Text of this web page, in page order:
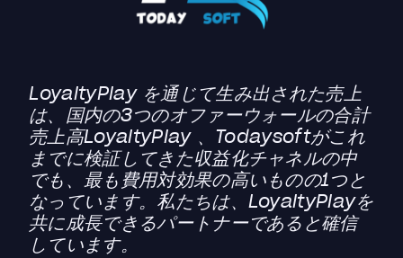
LoyaltyPlay を通じて生み出された売上
は、国内の3つのオファーウォールの合計
売上高LoyaltyPlay 、Todaysoftがこれ
までに検証してきた収益化チャネルの中
でも、最も費用対効果の高いものの1つと
なっています。私たちは、LoyaltyPlayを
共に成長できるパートナーであると確信
しています。